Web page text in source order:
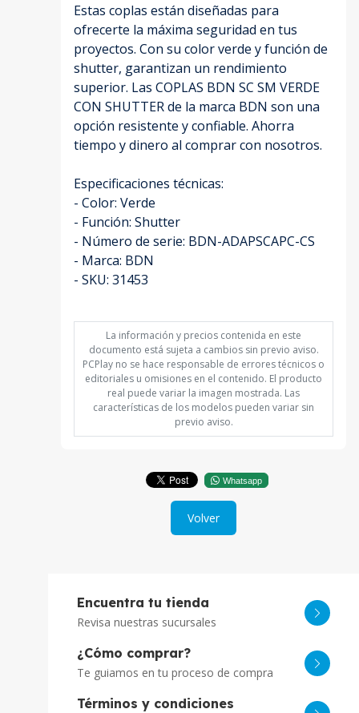
Estas coplas están diseñadas para
ofrecerte la máxima seguridad en tus
proyectos. Con su color verde y función de
shutter, garantizan un rendimiento
superior. Las COPLAS BDN SC SM VERDE
CON SHUTTER de la marca BDN son una
opción resistente y confiable. Ahorra
tiempo y dinero al comprar con nosotros.
Especificaciones técnicas:
- Color: Verde
- Función: Shutter
- Número de serie: BDN-ADAPSCAPC-CS
- Marca: BDN
- SKU: 31453
La información y precios contenida en este
documento está sujeta a cambios sin previo aviso.
PCPlay no se hace responsable de errores técnicos o
editoriales u omisiones en el contenido. El producto
real puede variar la imagen mostrada. Las
características de los modelos pueden variar sin
previo aviso.
Whatsapp
Volver
Encuentra tu tienda
Revisa nuestras sucursales
¿Cómo comprar?
Te guiamos en tu proceso de compra
Términos y condiciones